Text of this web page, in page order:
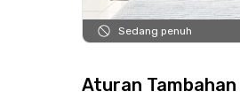
Sedang penuh
Aturan